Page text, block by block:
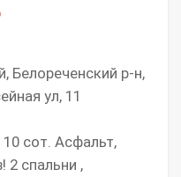
Белореченский р-н,
ул, 11
сот. Асфальт,
спальни ,